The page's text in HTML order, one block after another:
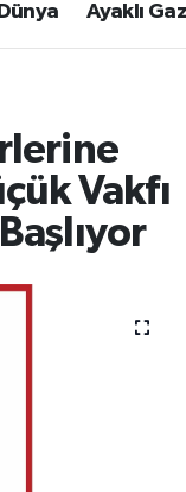
Dünya Ayaklı
Vakfı